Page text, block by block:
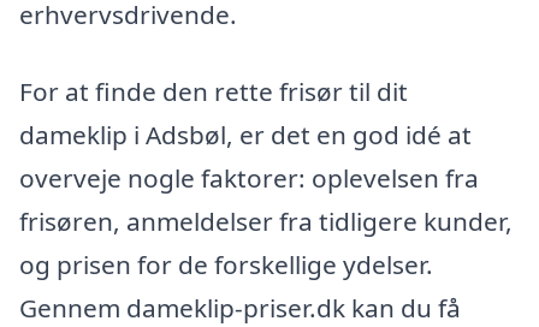
erhvervsdrivende.
For at finde den rette frisør til dit
dameklip i Adsbøl, er det en god idé at
overveje nogle faktorer: oplevelsen fra
frisøren, anmeldelser fra tidligere kunder,
og prisen for de forskellige ydelser.
Gennem dameklip-priser.dk kan du få